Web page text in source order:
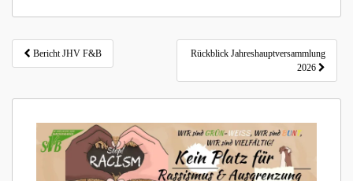
Beitragsnavigation
Bericht JHV F&B
Rückblick Jahreshauptversammlung
2026